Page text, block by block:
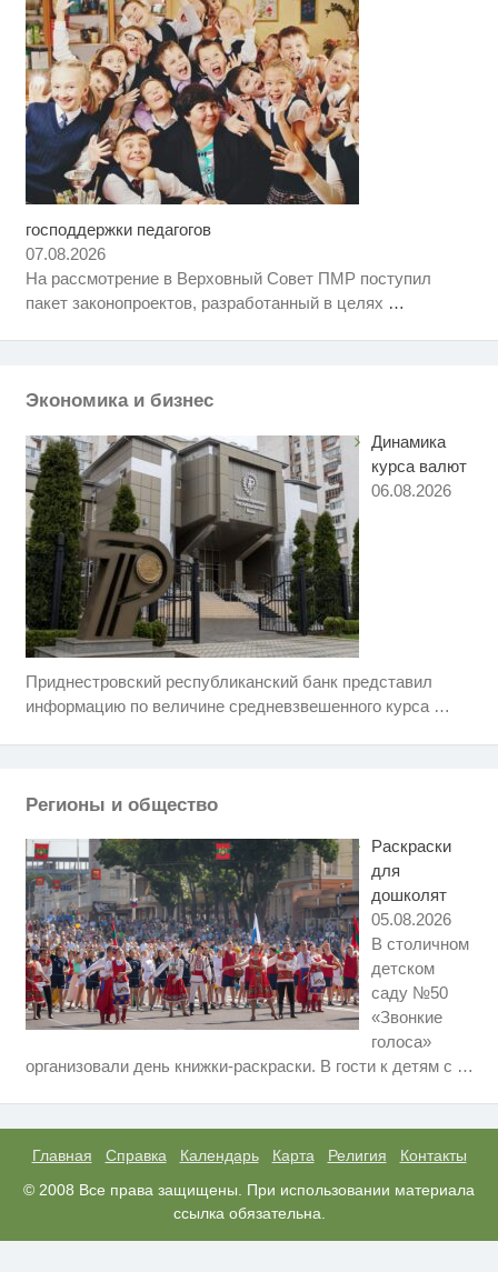
господдержки педагогов
07.08.2026
На рассмотрение в Верховный Совет ПМР поступил
пакет законопроектов, разработанный в целях …
Экономика и бизнес
Динамика
курса валют
06.08.2026
Приднестровский республиканский банк представил
информацию по величине средневзвешенного курса …
Регионы и общество
Раскраски
для
дошколят
05.08.2026
В столичном
детском
саду №50
«Звонкие
голоса»
организовали день книжки-раскраски. В гости к детям с …
Главная Справка Календарь Карта Религия
Контакты
© 2008 Все права защищены. При использовании материала
ссылка обязательна.
Этот танец невесты оставит вас
Почему ледовые шоу Плющенко
не будут финансировать
всех?
i
Ролик длится несколько секунд,
Скрытая камера на пляже
Ролик из Омска: вы будете
вы будете в шоке от увиденного
i
Ржу не переставая, это видео
пересмотришь не раз